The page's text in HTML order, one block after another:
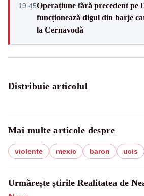
19:45Operațiune fără precedent pe
funcționează digul din barje
la Cernavodă
Distribuie articolul
Mai multe articole despre
violente mexic baron ucis
Urmărește știrile Realitatea de